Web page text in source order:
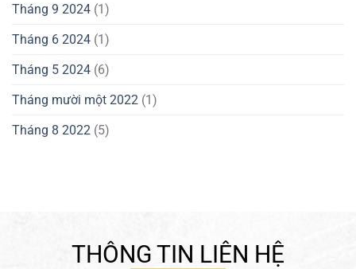
Tháng 9 2024 (1)
Tháng 6 2024 (1)
Tháng 5 2024 (6)
Tháng mười một 2022 (1)
Tháng 8 2022 (5)
THÔNG TIN LIÊN HỆ